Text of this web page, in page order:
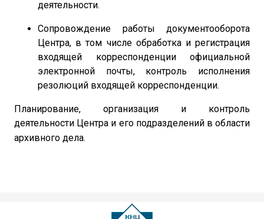
деятельности.
Сопровождение работы документооборота
Центра, в том числе обработка и регистрация
входящей корреспонденции официальной
электронной почты, контроль исполнения
резолюций входящей корреспонденции.
Планирование, организация и контроль
деятельности Центра и его подразделений в области
архивного дела.